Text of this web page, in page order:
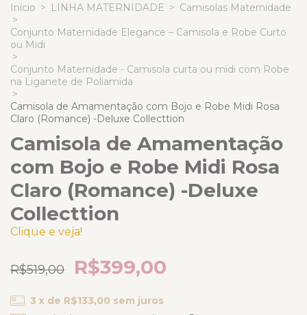
Início > LINHA MATERNIDADE > Camisolas Maternidade
>
Conjunto Maternidade Elegance – Camisola e Robe Curto
ou Midi
>
Conjunto Maternidade - Camisola curta ou midi com Robe
na Liganete de Poliamida
>
Camisola de Amamentação com Bojo e Robe Midi Rosa
Claro (Romance) -Deluxe Collecttion
Camisola de Amamentação
com Bojo e Robe Midi Rosa
Claro (Romance) -Deluxe
Collecttion
Clique e veja!
R$519,00 R$399,00
3 x de R$133,00 sem juros